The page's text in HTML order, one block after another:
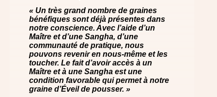
« Un très grand nombre de graines
bénéfiques sont déjà présentes dans
notre conscience. Avec l’aide d’un
Maître et d’une Sangha, d’une
communauté de pratique, nous
pouvons revenir en nous-même et les
toucher. Le fait d’avoir accès à un
Maître et à une Sangha est une
condition favorable qui permet à notre
graine d’Éveil de pousser. »